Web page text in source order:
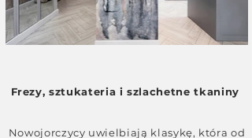
Frezy, sztukateria i szlachetne tkaniny
Nowojorczycy uwielbiają klasykę, która od